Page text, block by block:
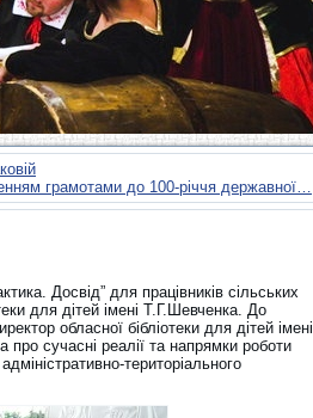
грамотами до 100-річчя державної…
Досвід” для працівників сільських
для дітей імені Т.Г.Шевченка. До
обласної бібліотеки для дітей імені
сучасні реалії та напрямки роботи
територіального